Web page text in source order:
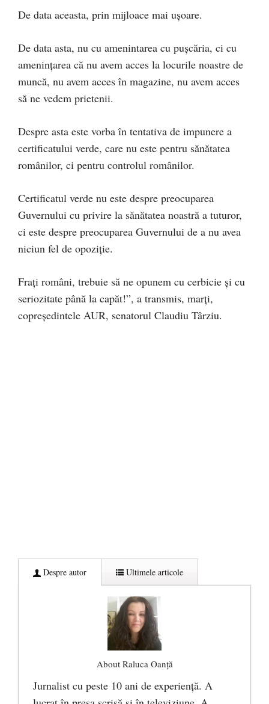
De data aceasta, prin mijloace mai ușoare.
De data asta, nu cu amenintarea cu pușcăria, ci cu
amenințarea că nu avem acces la locurile noastre de
muncă, nu avem acces în magazine, nu avem acces
să ne vedem prietenii.
Despre asta este vorba în tentativa de impunere a
certificatului verde, care nu este pentru sănătatea
românilor, ci pentru controlul românilor.
Certificatul verde nu este despre preocuparea
Guvernului cu privire la sănătatea noastră a tuturor,
ci este despre preocuparea Guvernului de a nu avea
niciun fel de opoziție.
Frați români, trebuie să ne opunem cu cerbicie și cu
seriozitate până la capăt!”, a transmis, marți,
copreședintele AUR, senatorul Claudiu Târziu.
Despre autor Ultimele articole
About Raluca Oanță
Jurnalist cu peste 10 ani de experiență. A